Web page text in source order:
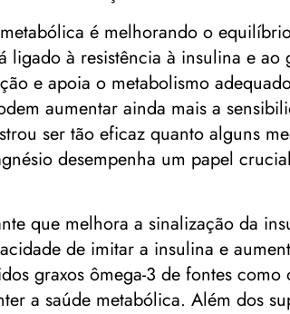
é melhorando o
ligado à resistência à insulina e
e apoia o metabolismo
aumentar ainda mais a
ser tão eficaz quanto alguns
desempenha um papel
que melhora a sinalização da
de imitar a insulina e
graxos ômega-3 de fontes
a saúde metabólica. Além dos